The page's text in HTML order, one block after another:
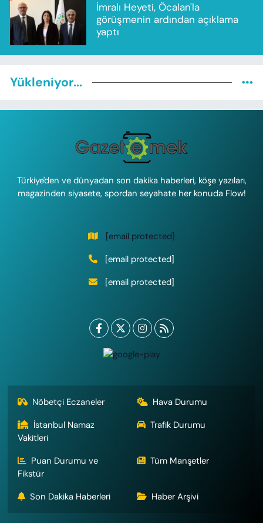
İmralı Heyeti, Öcalan'la
görüşmenin ardından açıklama
yaptı
Yükleniyor...
Türkiye'den ve dünyadan son dakika haberleri, köşe yazıları,
magazinden siyasete, spordan seyahate her konuda Flow!
[email protected]
[email protected]
[email protected]
Nöbetçi Eczaneler
Hava Durumu
İstanbul Namaz
Vakitleri
Trafik Durumu
Puan Durumu ve
Fikstür
Tüm Manşetler
Son Dakika Haberleri Haber Arşivi